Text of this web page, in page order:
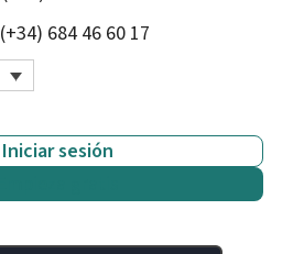
(+34) 684 46 60 17
Iniciar sesión